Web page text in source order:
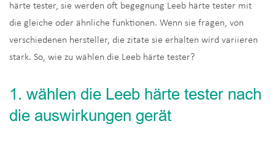
härte tester, sie werden oft begegnung Leeb härte tester mit
die gleiche oder ähnliche funktionen. Wenn sie fragen, von
verschiedenen hersteller, die zitate sie erhalten wird variieren
stark. So, wie zu wählen die Leeb härte tester?
1. wählen die Leeb härte tester nach
die auswirkungen gerät